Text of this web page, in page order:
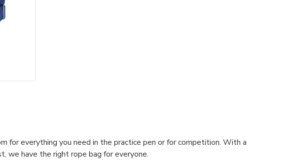
for everything you need in the practice pen or for competition. With a
we have the right rope bag for everyone.